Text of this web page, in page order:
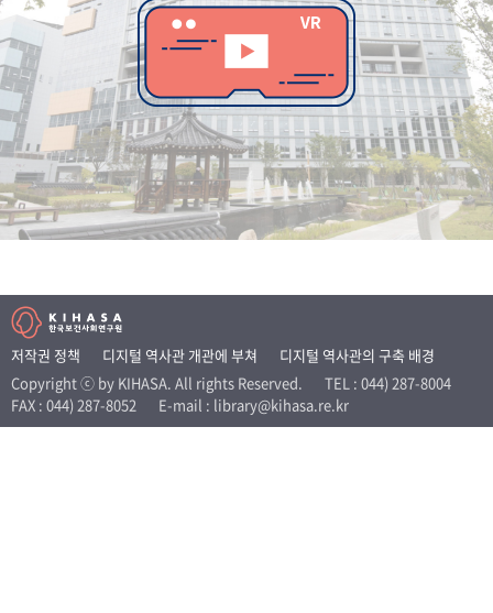
사진 아카이브 문서 기록물 행정박물 영상 기록물
50 주년 기념
성과 50선 숫자로 보는 50년 50 +1주년 광장
세계와 함께 한 KIHASA
VR 역사관
저작권 정책 디지털 역사관 개관에 부쳐
디지털 역사관의 구축 배경
Copyright ⓒ by KIHASA. All rights Reserved.
TEL : 044) 287-8004
FAX : 044) 287-8052
E-mail : library@kihasa.re.kr